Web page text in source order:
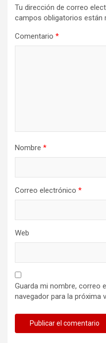
Tu dirección de correo
campos obligatorios están
Comentario *
Nombre *
Correo electrónico *
Web
Guarda mi nombre, correo
navegador para la próxima